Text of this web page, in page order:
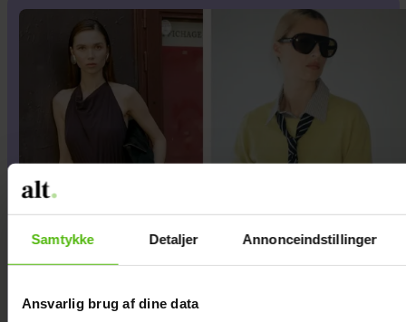
Samtykke Detaljer Annonceindstillinger
Ansvarlig brug af dine data